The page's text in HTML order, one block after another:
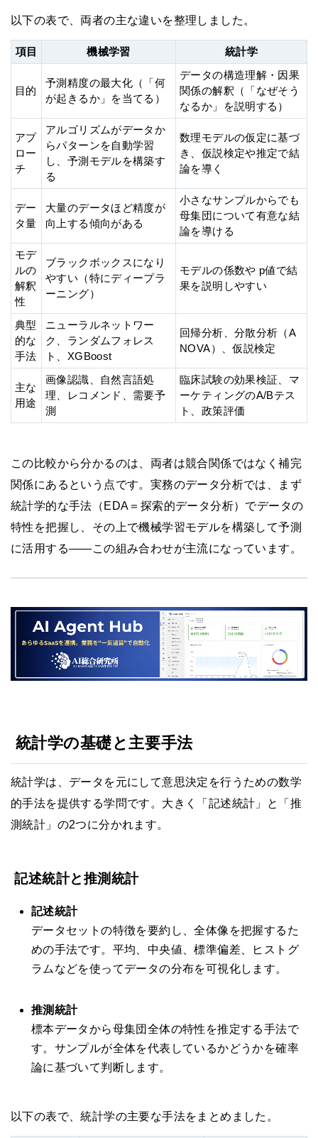
以下の表で、両者の主な違いを整理しました。
項目 機械学習 統計学
目的
予測精度の最大化（「何
が起きるか」を当てる）
データの構造理解・因果
関係の解釈（「なぜそう
なるか」を説明する）
アプ
ロー
チ
アルゴリズムがデータか
らパターンを自動学習
し、予測モデルを構築す
る
数理モデルの仮定に基づ
き、仮説検定や推定で結
論を導く
デー
タ量
大量のデータほど精度が
向上する傾向がある
小さなサンプルからでも
母集団について有意な結
論を導ける
モデ
ルの
解釈
性
ブラックボックスになり
やすい（特にディープラ
ーニング）
モデルの係数や p値で結
果を説明しやすい
典型
的な
手法
ニューラルネットワー
ク、ランダムフォレス
ト、XGBoost
回帰分析、分散分析（A
NOVA）、仮説検定
主な
用途
画像認識、自然言語処
理、レコメンド、需要予
測
臨床試験の効果検証、マ
ーケティングのA/Bテス
ト、政策評価
この比較から分かるのは、両者は競合関係ではなく補完
関係にあるという点です。実務のデータ分析では、まず
統計学的な手法（EDA＝探索的データ分析）でデータの
特性を把握し、その上で機械学習モデルを構築して予測
に活用する——この組み合わせが主流になっています。
統計学の基礎と主要手法
統計学は、データを元にして意思決定を行うための数学
的手法を提供する学問です。大きく「記述統計」と「推
測統計」の2つに分かれます。
記述統計と推測統計
記述統計
データセットの特徴を要約し、全体像を把握するた
めの手法です。平均、中央値、標準偏差、ヒストグ
ラムなどを使ってデータの分布を可視化します。
推測統計
標本データから母集団全体の特性を推定する手法で
す。サンプルが全体を代表しているかどうかを確率
論に基づいて判断します。
以下の表で、統計学の主要な手法をまとめました。